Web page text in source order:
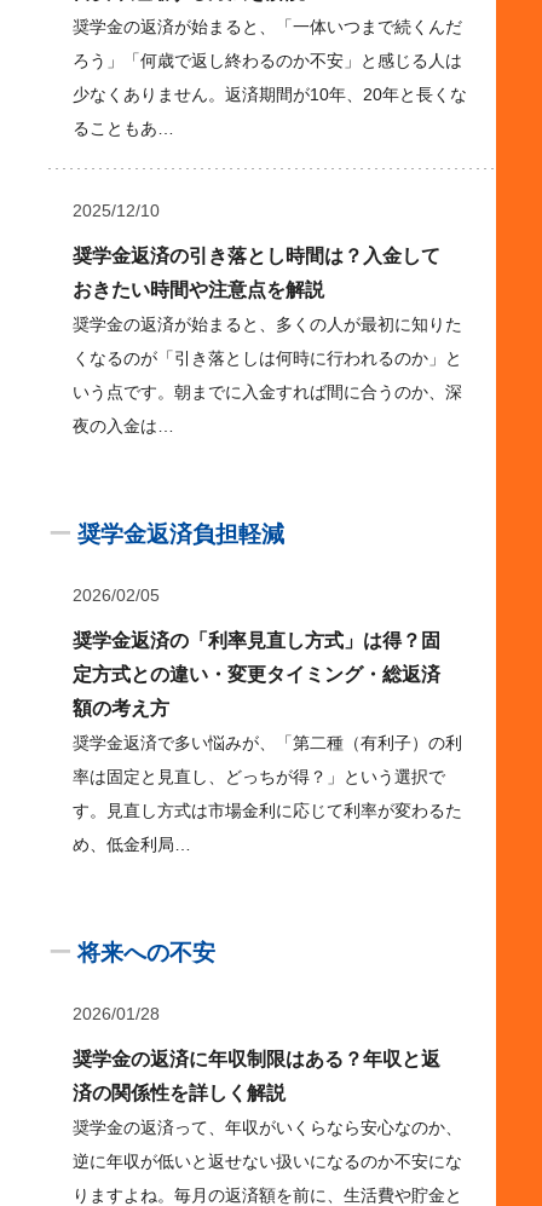
奨学金の返済が始まると、「一体いつまで続くんだ
ろう」「何歳で返し終わるのか不安」と感じる人は
少なくありません。返済期間が10年、20年と長くな
ることもあ…
2025/12/10
奨学金返済の引き落とし時間は？入金して
おきたい時間や注意点を解説
奨学金の返済が始まると、多くの人が最初に知りた
くなるのが「引き落としは何時に行われるのか」と
いう点です。朝までに入金すれば間に合うのか、深
夜の入金は…
ー 奨学金返済負担軽減
2026/02/05
奨学金返済の「利率見直し方式」は得？固
定方式との違い・変更タイミング・総返済
額の考え方
奨学金返済で多い悩みが、「第二種（有利子）の利
率は固定と見直し、どっちが得？」という選択で
す。見直し方式は市場金利に応じて利率が変わるた
め、低金利局…
ー将来への不安
2026/01/28
奨学金の返済に年収制限はある？年収と返
済の関係性を詳しく解説
奨学金の返済って、年収がいくらなら安心なのか、
逆に年収が低いと返せない扱いになるのか不安にな
りますよね。毎月の返済額を前に、生活費や貯金と